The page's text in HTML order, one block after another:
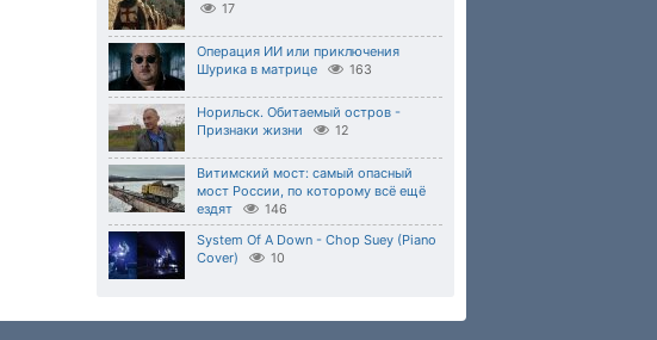
17
Операция ИИ или приключения
Шурика в матрице
163
Норильск. Обитаемый остров -
Признаки жизни
12
Витимский мост: самый опасный
мост России, по которому всё ещё
ездят
146
System Of A Down - Chop Suey (Piano
Cover)
10